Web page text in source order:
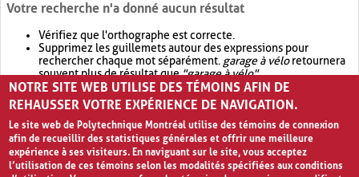
Votre recherche n'a donné aucun résultat
Vérifiez que l'orthographe est correcte.
Supprimez les guillemets autour des expressions pour
rechercher chaque mot séparément. garage à véloretournera
souvent plus de résultat que"garage à vélo".
Envisagez d'élargir votre recherche avec OR.garage OR vélo
retournera souvent plus de résultat quegarage à vélo
NOTRE SITE WEB UTILISE DES TÉMOINS AFIN DE
REHAUSSER VOTRE EXPÉRIENCE DE NAVIGATION.
Le site web de Polytechnique Montréal utilise des témoins de connexion
afin de recueillir des statistiques générales et offrir une meilleure
expérience à ses visiteurs. En naviguant sur le site, vous acceptez
l’utilisation de ces témoins selon les modalités spécifiées aux conditions